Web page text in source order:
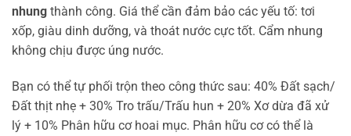
nhung thành công. Giá thể cần đảm bảo các yếu tố: tơi
xốp, giàu dinh dưỡng, và thoát nước cực tốt. Cẩm nhung
không chịu được úng nước.
Bạn có thể tự phối trộn theo công thức sau: 40% Đất sạch/
Đất thịt nhẹ + 30% Tro trấu/Trấu hun + 20% Xơ dừa đã xử
lý + 10% Phân hữu cơ hoai mục. Phân hữu cơ có thể là